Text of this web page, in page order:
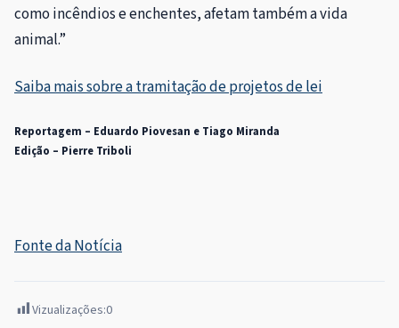
como incêndios e enchentes, afetam também a vida
animal.”
Saiba mais sobre a tramitação de projetos de lei
Reportagem – Eduardo Piovesan e Tiago Miranda
Edição – Pierre Triboli
Fonte da Notícia
Vizualizações:0